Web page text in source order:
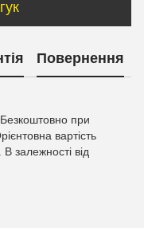
Повернення
при
вартість
залежності від